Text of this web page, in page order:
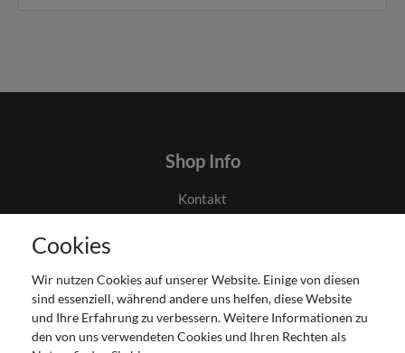
Shop Info
Kontakt
Impressum
Widerrufsrecht
Zahlung und Versand
Cookies
Wir nutzen Cookies auf unserer Website. Einige von diesen
sind essenziell, während andere uns helfen, diese Website
und Ihre Erfahrung zu verbessern. Weitere Informationen zu
den von uns verwendeten Cookies und Ihren Rechten als